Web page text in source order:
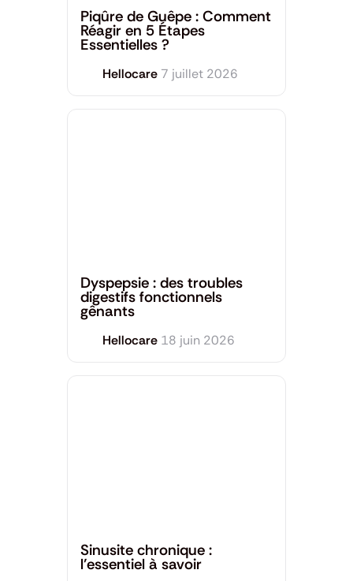
Piqûre de Guêpe : Comment
Réagir en 5 Étapes
Essentielles ?
Hellocare 7 juillet 2026
Dyspepsie : des troubles
digestifs fonctionnels
gênants
Hellocare 18 juin 2026
Sinusite chronique :
l’essentiel à savoir